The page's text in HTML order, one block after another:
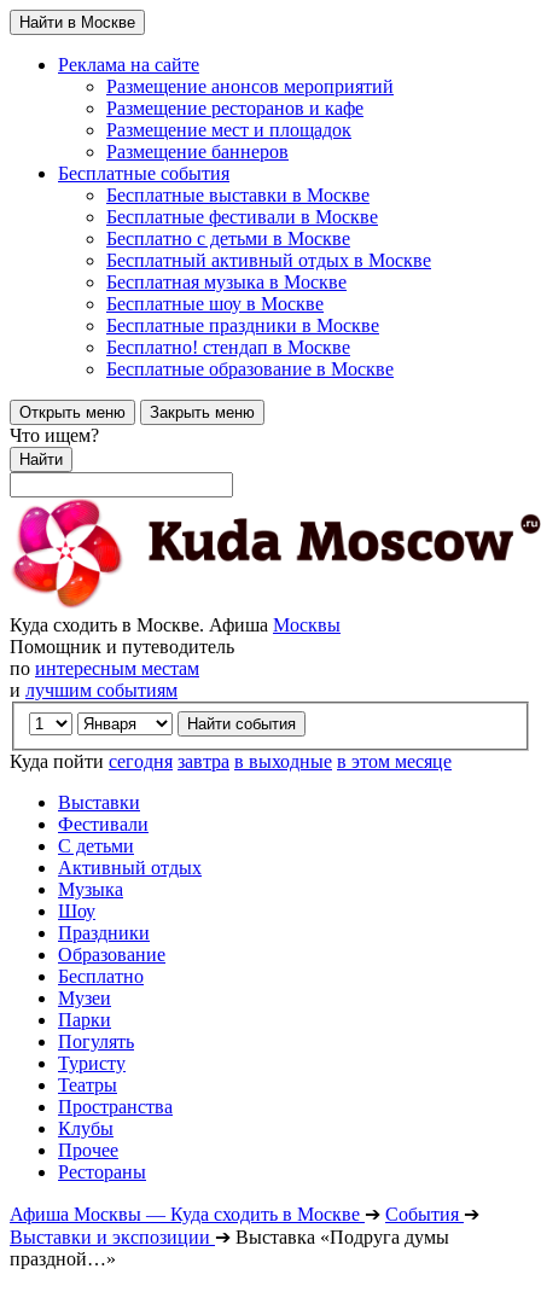
Найти в Москве
Реклама на сайте
Размещение анонсов мероприятий
Размещение ресторанов и кафе
Размещение мест и площадок
Размещение баннеров
Бесплатные события
Бесплатные выставки в Москве
Бесплатные фестивали в Москве
Бесплатно с детьми в Москве
Бесплатный активный отдых в Москве
Бесплатная музыка в Москве
Бесплатные шоу в Москве
Бесплатные праздники в Москве
Бесплатно! стендап в Москве
Бесплатные образование в Москве
Открыть меню Закрыть меню
Что ищем?
Найти
Куда сходить в Москве. Афиша Москвы
Помощник и путеводитель
по интересным местам
и лучшим событиям
Куда пойти сегодня завтра в выходные в этом месяце
Выставки
Фестивали
С детьми
Активный отдых
Музыка
Шоу
Праздники
Образование
Бесплатно
Музеи
Парки
Погулять
Туристу
Театры
Пространства
Клубы
Прочее
Рестораны
Афиша Москвы — Куда сходить в Москве ➔ События ➔
Выставки и экспозиции ➔ Выставка «Подруга думы
праздной…»